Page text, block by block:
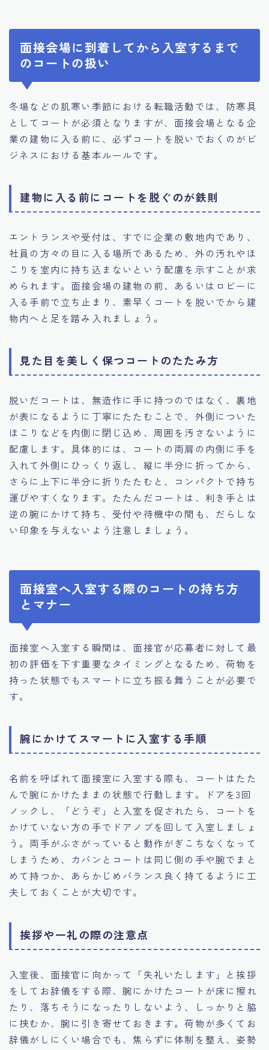
面接会場に到着してから入室するまで
のコートの扱い
冬場などの肌寒い季節における転職活動では、防寒具
としてコートが必須となりますが、面接会場となる企
業の建物に入る前に、必ずコートを脱いでおくのがビ
ジネスにおける基本ルールです。
建物に入る前にコートを脱ぐのが鉄則
エントランスや受付は、すでに企業の敷地内であり、
社員の方々の目に入る場所であるため、外の汚れやほ
こりを室内に持ち込まないという配慮を示すことが求
められます。面接会場の建物の前、あるいはロビーに
入る手前で立ち止まり、素早くコートを脱いでから建
物内へと足を踏み入れましょう。
見た目を美しく保つコートのたたみ方
脱いだコートは、無造作に手に持つのではなく、裏地
が表になるように丁寧にたたむことで、外側についた
ほこりなどを内側に閉じ込め、周囲を汚さないように
配慮します。具体的には、コートの両肩の内側に手を
入れて外側にひっくり返し、縦に半分に折ってから、
さらに上下に半分に折りたたむと、コンパクトで持ち
運びやすくなります。たたんだコートは、利き手とは
逆の腕にかけて持ち、受付や待機中の間も、だらしな
い印象を与えないよう注意しましょう。
面接室へ入室する際のコートの持ち方
とマナー
面接室へ入室する瞬間は、面接官が応募者に対して最
初の評価を下す重要なタイミングとなるため、荷物を
持った状態でもスマートに立ち振る舞うことが必要で
す。
腕にかけてスマートに入室する手順
名前を呼ばれて面接室に入室する際も、コートはたた
んで腕にかけたままの状態で行動します。ドアを3回
ノックし、「どうぞ」と入室を促されたら、コートを
かけていない方の手でドアノブを回して入室しましょ
う。両手がふさがっていると動作がぎこちなくなって
しまうため、カバンとコートは同じ側の手や腕でまと
めて持つか、あらかじめバランス良く持てるように工
夫しておくことが大切です。
挨拶や一礼の際の注意点
入室後、面接官に向かって「失礼いたします」と挨拶
をしてお辞儀をする際、腕にかけたコートが床に擦れ
たり、落ちそうになったりしないよう、しっかりと脇
に挟むか、腕に引き寄せておきます。荷物が多くてお
辞儀がしにくい場合でも、焦らずに体制を整え、姿勢